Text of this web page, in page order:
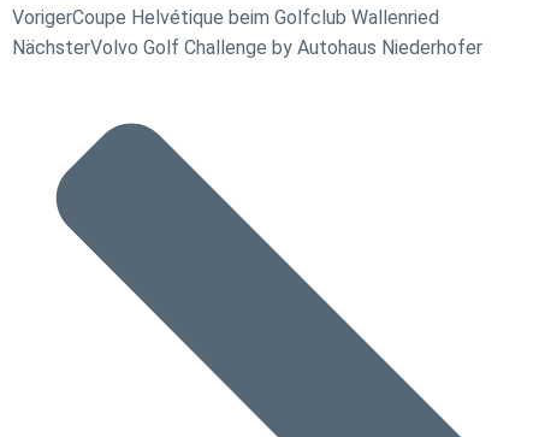
VorigerCoupe Helvétique beim Golfclub Wallenried
NächsterVolvo Golf Challenge by Autohaus Niederhofer